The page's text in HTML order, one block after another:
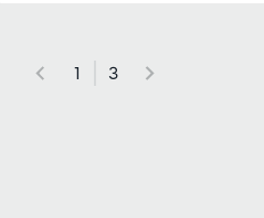
1 3